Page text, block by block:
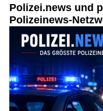
Polizei.news und
Polizeinews-